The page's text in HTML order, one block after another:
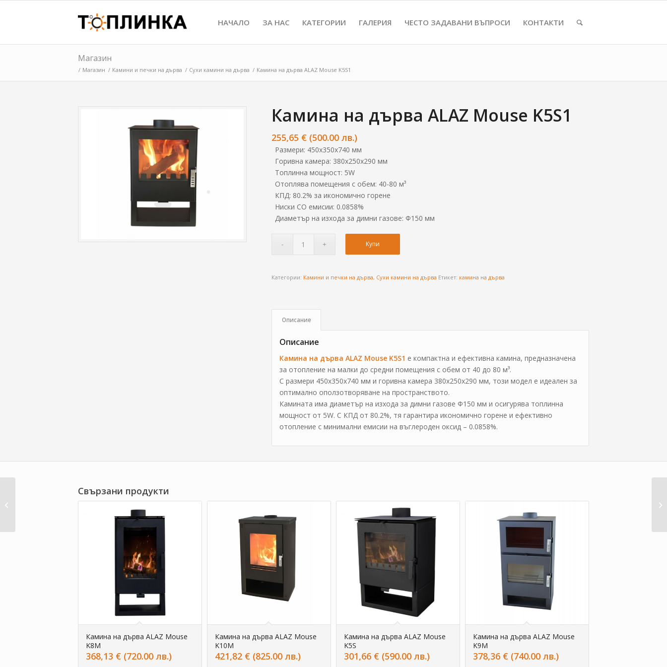
НАЧАЛО ЗА НАС КАТЕГОРИИ ГАЛЕРИЯ ЧЕСТО ЗАДАВАНИ ВЪПРОСИ КОНТАКТИ
Магазин
/ Магазин / Камини и печки на дърва / Сухи камини на дърва / Камина на дърва ALAZ Mouse K5S1
Камина на дърва ALAZ Mouse K5S1
255,65 € (500.00 лв.)
Размери: 450x350x740 мм
Горивна камера: 380x250x290 мм
Топлинна мощност: 5W
Отоплява помещения с обем: 40-80 м³
КПД: 80.2% за икономично горене
Ниски CO емисии: 0.0858%
Диаметър на изхода за димни газове: Ф150 мм
Купи
Категории: Камини и печки на дърва, Сухи камини на дърва Етикет: камина на дърва
Описание
Описание
Камина на дърва ALAZ Mouse K5S1 е компактна и ефективна камина, предназначена
за отопление на малки до средни помещения с обем от 40 до 80 м³.
С размери 450x350x740 мм и горивна камера 380x250x290 мм, този модел е идеален за
оптимално оползотворяване на пространството.
Камината има диаметър на изхода за димни газове Ф150 мм и осигурява топлинна
мощност от 5W. С КПД от 80.2%, тя гарантира икономично горене и ефективно
отопление с минимални емисии на въглероден оксид – 0.0858%.
Свързани продукти
Камина на дърва ALAZ Mouse
K8M
368,13 € (720.00 лв.)
Камина на дърва ALAZ Mouse
K10M
421,82 € (825.00 лв.)
Камина на дърва ALAZ Mouse
K5S
301,66 € (590.00 лв.)
Камина на дърва ALAZ Mouse
K9M
378,36 € (740.00 лв.)